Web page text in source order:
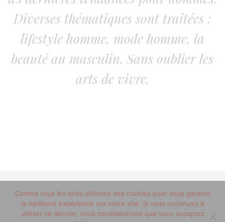
Diverses thématiques sont traitées :
lifestyle homme, mode homme, la
beauté au masculin. Sans oublier les
arts de vivre.
© 2012-2020 copyright trucsdemec.fr - blog lifestyle
masculin/Tous droits réservés
Comme tous les sites utilisons des cookies pour vous garantir
la meilleure expérience sur notre site. Si vous continuez à
utiliser ce dernier, nous considérerons que vous acceptez